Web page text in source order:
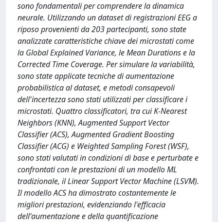
sono fondamentali per comprendere la dinamica
neurale. Utilizzando un dataset di registrazioni EEG a
riposo provenienti da 203 partecipanti, sono state
analizzate caratteristiche chiave dei microstati come
la Global Explained Variance, le Mean Durations e la
Corrected Time Coverage. Per simulare la variabilità,
sono state applicate tecniche di aumentazione
probabilistica al dataset, e metodi consapevoli
dell'incertezza sono stati utilizzati per classificare i
microstati. Quattro classificatori, tra cui K-Nearest
Neighbors (KNN), Augmented Support Vector
Classifier (ACS), Augmented Gradient Boosting
Classifier (ACG) e Weighted Sampling Forest (WSF),
sono stati valutati in condizioni di base e perturbate e
confrontati con le prestazioni di un modello ML
tradizionale, il Linear Support Vector Machine (LSVM).
Il modello ACS ha dimostrato costantemente le
migliori prestazioni, evidenziando l'efficacia
dell'aumentazione e della quantificazione